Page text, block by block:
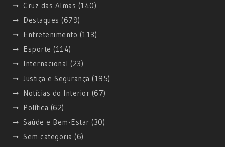
Cruz das Almas (140)
Destaques (679)
Entretenimento (113)
Esporte (114)
Internacional (23)
Justiça e Segurança (195)
Notícias do Interior (67)
Política (62)
Saúde e Bem-Estar (30)
Sem categoria (6)